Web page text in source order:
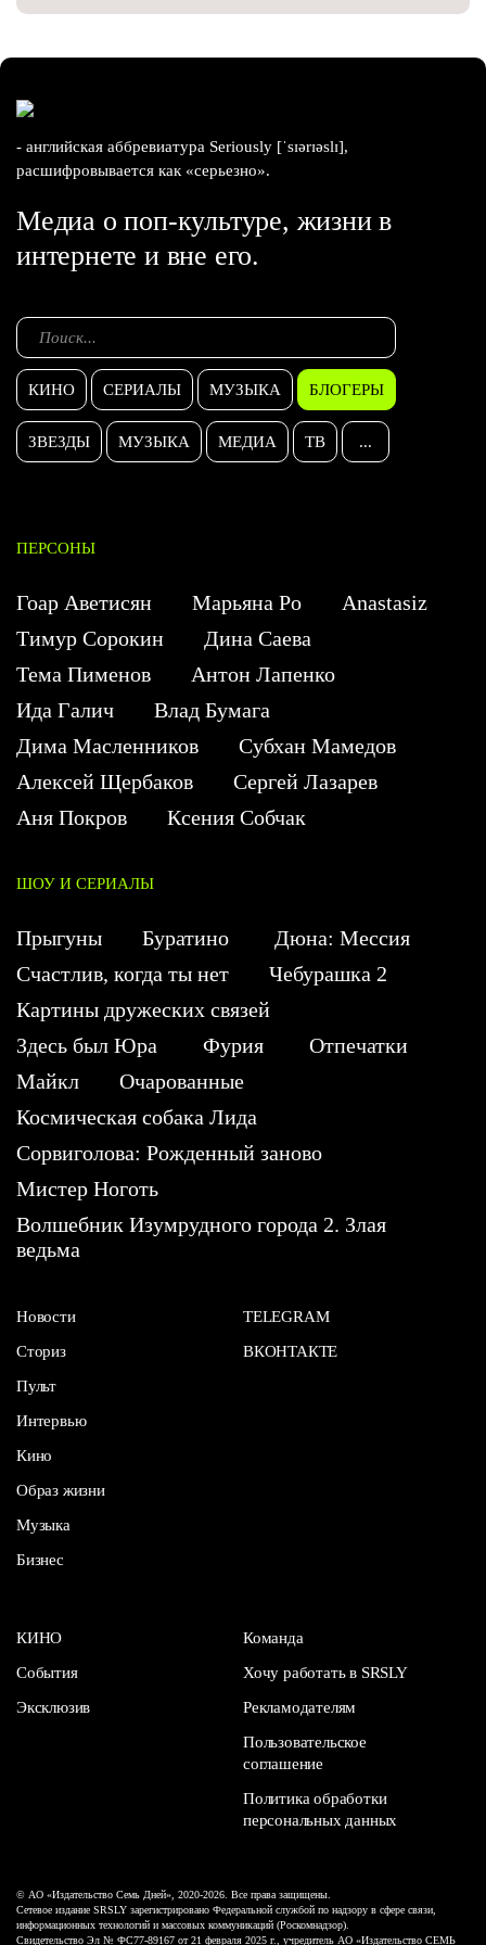
- английская аббревиатура Seriously [ˈsɪərɪəslɪ],
расшифровывается как «серьезно».
Медиа о поп-культуре, жизни в
интернете и вне его.
КИНО СЕРИАЛЫ МУЗЫКА БЛОГЕРЫ
ЗВЕЗДЫ МУЗЫКА МЕДИА ТВ ...
ПЕРСОНЫ
Гоар Аветисян Марьяна Ро
Anastasiz
Тимур Сорокин
Дина Саева
Тема Пименов
Антон Лапенко
Ида Галич
Влад Бумага
Дима Масленников
Субхан Мамедов
Алексей Щербаков
Сергей Лазарев
Аня Покров
Ксения Собчак
ШОУ И СЕРИАЛЫ
Прыгуны Буратино
Дюна: Мессия
Счастлив, когда ты нет
Чебурашка 2
Картины дружеских связей
Здесь был Юра
Фурия
Отпечатки
Майкл
Очарованные
Космическая собака Лида
Сорвиголова: Рожденный заново
Мистер Ноготь
Волшебник Изумрудного города 2. Злая
ведьма
Новости
Сториз
Пульт
Интервью
Кино
Образ жизни
Музыка
Бизнес
TELEGRAM
ВКОНТАКТЕ
КИНО
События
Эксклюзив
Команда
Хочу работать в SRSLY
Рекламодателям
Пользовательское
соглашение
Политика обработки
персональных данных
© АО «Издательство Семь Дней», 2020-2026. Все права защищены.
Сетевое издание SRSLY зарегистрировано Федеральной службой по надзору в сфере связи,
информационных технологий и массовых коммуникаций (Роскомнадзор).
Свидетельство Эл № ФС77-89167 от 21 февраля 2025 г., учредитель АО «Издательство СЕМЬ